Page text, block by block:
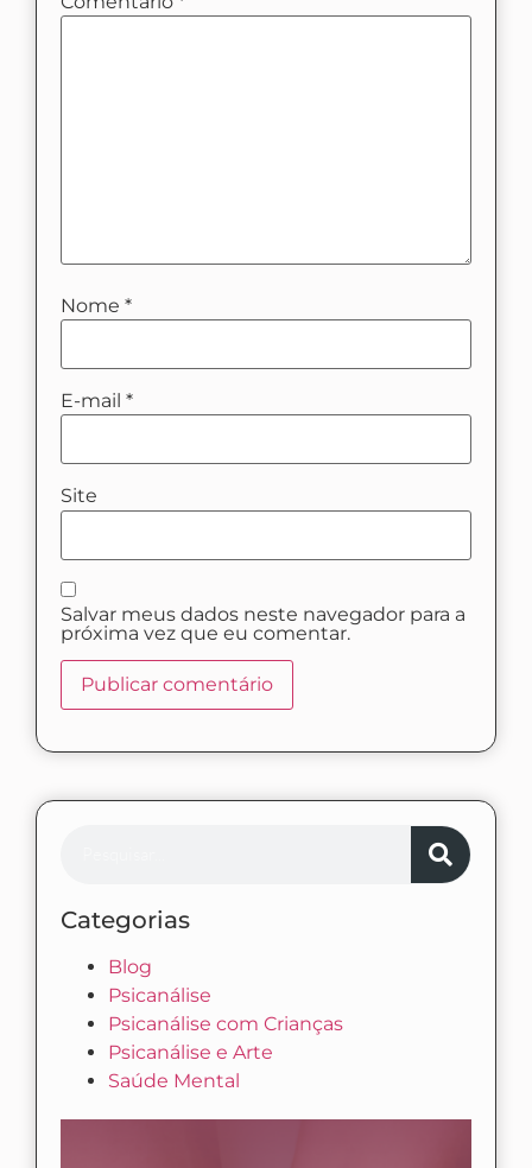
Nome *
E-mail *
Site
Salvar meus dados neste navegador para a
próxima vez que eu comentar.
Categorias
Blog
Psicanálise
Psicanálise com Crianças
Psicanálise e Arte
Saúde Mental